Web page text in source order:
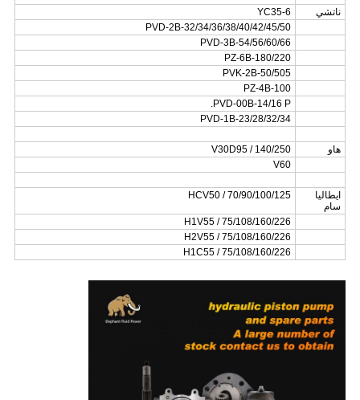
ناتشي
YC35-6
PVD-2B-32/34/36/38/40/42/45/50
PVD-3B-54/56/60/66
PZ-6B-180/220
PVK-2B-50/505
PZ-4B-100
PVD-00B-14/16 P.
PVD-1B-23/28/32/34
هاو
V30D95 / 140/250
V60
ايطاليا
سام
HCV50 / 70/90/100/125
H1V55 / 75/108/160/226
H2V55 / 75/108/160/226
H1C55 / 75/108/160/226